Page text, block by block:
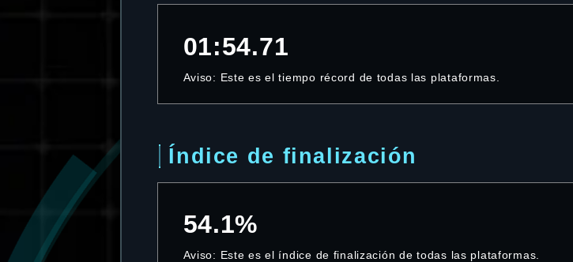
01:54.71
Aviso: Este es el tiempo récord de todas las plataformas.
Índice de finalización
54.1%
Aviso: Este es el índice de finalización de todas las plataformas.